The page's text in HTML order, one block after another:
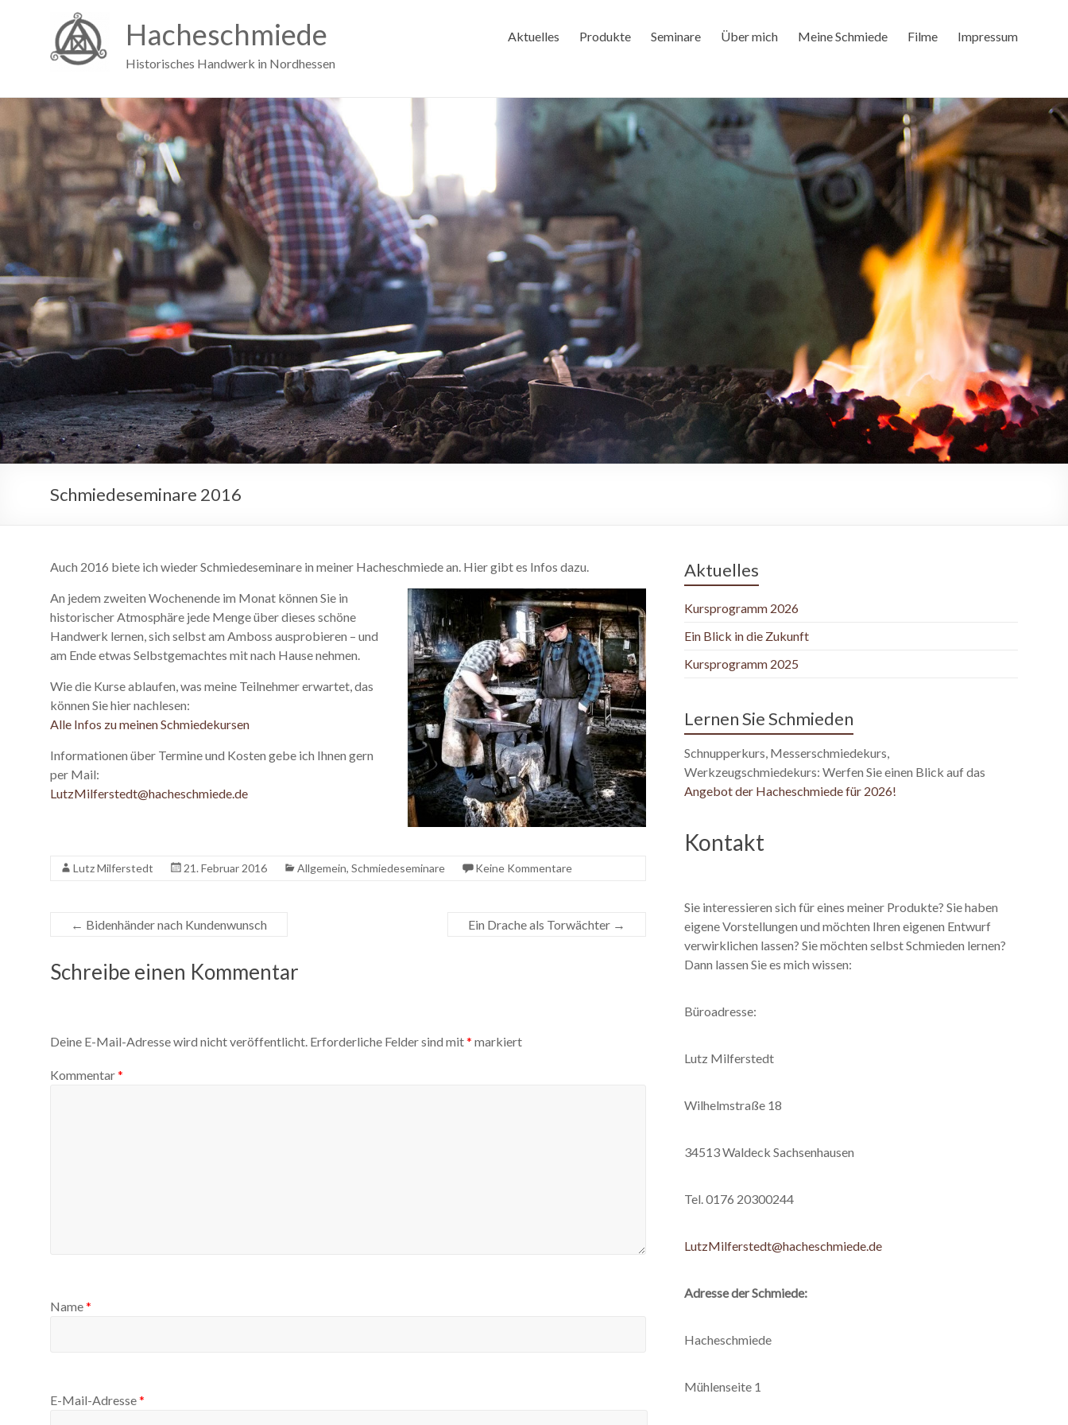
Hacheschmiede
Historisches Handwerk in Nordhessen
Aktuelles Produkte Seminare Über mich Meine Schmiede Filme Impressum
Schmiedeseminare 2016
Auch 2016 biete ich wieder Schmiedeseminare in meiner Hacheschmiede an. Hier gibt es Infos dazu.
An jedem zweiten Wochenende im Monat können Sie in
historischer Atmosphäre jede Menge über dieses schöne
Handwerk lernen, sich selbst am Amboss ausprobieren – und
am Ende etwas Selbstgemachtes mit nach Hause nehmen.
Wie die Kurse ablaufen, was meine Teilnehmer erwartet, das
können Sie hier nachlesen:
Alle Infos zu meinen Schmiedekursen
Informationen über Termine und Kosten gebe ich Ihnen gern
per Mail:
LutzMilferstedt@hacheschmiede.de
Lutz Milferstedt 21. Februar 2016 Allgemein, Schmiedeseminare Keine Kommentare
← Bidenhänder nach Kundenwunsch Ein Drache als Torwächter →
Schreibe einen Kommentar
Deine E-Mail-Adresse wird nicht veröffentlicht. Erforderliche Felder sind mit* markiert
Kommentar*
Name*
E-Mail-Adresse*
Aktuelles
Kursprogramm 2026
Ein Blick in die Zukunft
Kursprogramm 2025
Lernen Sie Schmieden
Schnupperkurs, Messerschmiedekurs,
Werkzeugschmiedekurs: Werfen Sie einen Blick auf das
Angebot der Hacheschmiede für 2026!
Kontakt
Sie interessieren sich für eines meiner Produkte? Sie haben
eigene Vorstellungen und möchten Ihren eigenen Entwurf
verwirklichen lassen? Sie möchten selbst Schmieden lernen?
Dann lassen Sie es mich wissen:
Büroadresse:
Lutz Milferstedt
Wilhelmstraße 18
34513 Waldeck Sachsenhausen
Tel. 0176 20300244
LutzMilferstedt@hacheschmiede.de
Adresse der Schmiede:
Hacheschmiede
Mühlenseite 1